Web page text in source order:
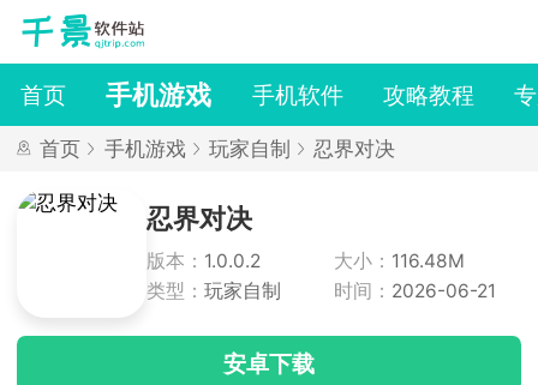
首页 手机游戏 手机软件 攻略教程
首页 手机游戏 玩家自制 忍界对决
忍界对决
版本： 1.0.0.2 大小： 116.48M
类型： 玩家自制 时间： 2026-06-21
安卓下载